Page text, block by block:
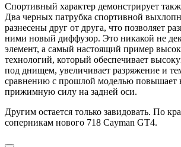
Спортивный характер демонстрирует
Два черных патрубка спортивной
разнесены друг от друга, что позволяет
ними новый диффузор. Это никакой не
элемент, а самый настоящий пример
технологий, который обеспечивает
под днищем, увеличивает разряжение и
сравнению с прошлой моделью повышает
прижимную силу на задней оси.
Другим остается только завидовать. По
соперникам нового 718 Cayman GT4.